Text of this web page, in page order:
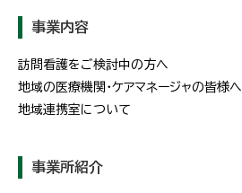
事業内容
訪問看護をご検討中の方へ
地域の医療機関・ケアマネージャの皆様へ
地域連携室について
事業所紹介